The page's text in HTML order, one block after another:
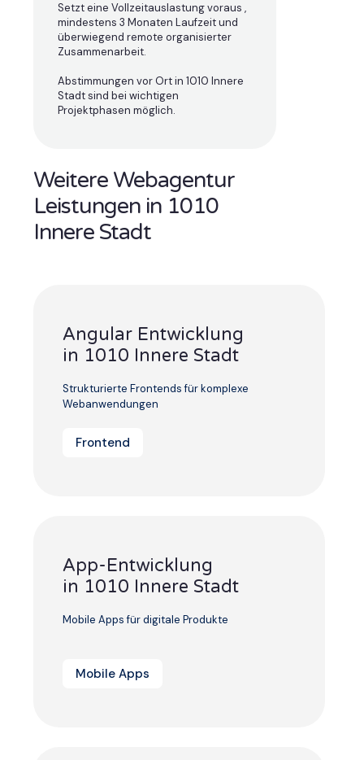
Setzt eine Vollzeitauslastung voraus ,
mindestens 3 Monaten Laufzeit und
überwiegend remote organisierter
Zusammenarbeit.
Abstimmungen vor Ort in 1010 Innere
Stadt sind bei wichtigen
Projektphasen möglich.
Weitere Webagentur
Leistungen in 1010
Innere Stadt
Angular Entwicklung
in 1010 Innere Stadt
Strukturierte Frontends für komplexe
Webanwendungen
Frontend
App-Entwicklung
in 1010 Innere Stadt
Mobile Apps für digitale Produkte
Mobile Apps